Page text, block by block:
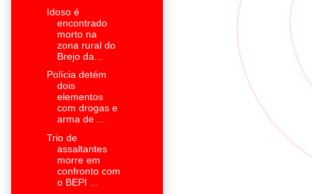
Idoso é
encontrado
morto na
zona rural do
Brejo da...
Polícia detém
dois
elementos
com drogas e
arma de ...
Trio de
assaltantes
morre em
confronto com
o BEPI ...